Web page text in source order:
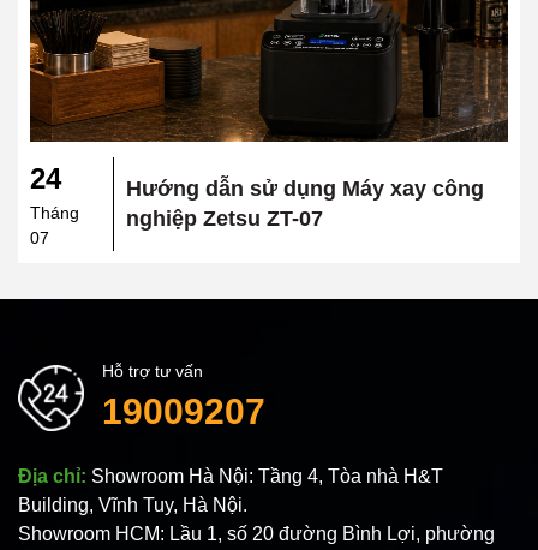
24
Tháng
07
Hướng dẫn sử dụng Máy xay công
nghiệp Zetsu ZT-07
Hỗ trợ tư vấn
19009207
Địa chỉ: Showroom Hà Nội: Tầng 4, Tòa nhà H&T
Building, Vĩnh Tuy, Hà Nội.
Showroom HCM: Lầu 1, số 20 đường Bình Lợi, phường